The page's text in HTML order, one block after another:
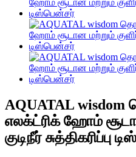
AQUATAL
எலக்ட்ரிக் ஹோம்
குடிநீர் சுத்திகரிப்பு